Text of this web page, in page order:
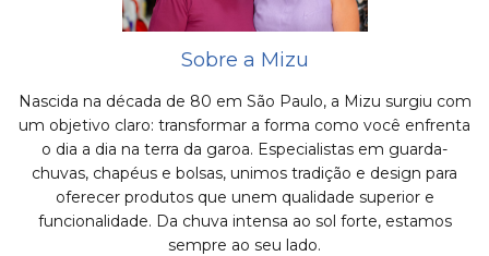
Sobre a Mizu
Nascida na década de 80 em São Paulo, a Mizu surgiu com
um objetivo claro: transformar a forma como você enfrenta
o dia a dia na terra da garoa. Especialistas em guarda-
chuvas, chapéus e bolsas, unimos tradição e design para
oferecer produtos que unem qualidade superior e
funcionalidade. Da chuva intensa ao sol forte, estamos
sempre ao seu lado.